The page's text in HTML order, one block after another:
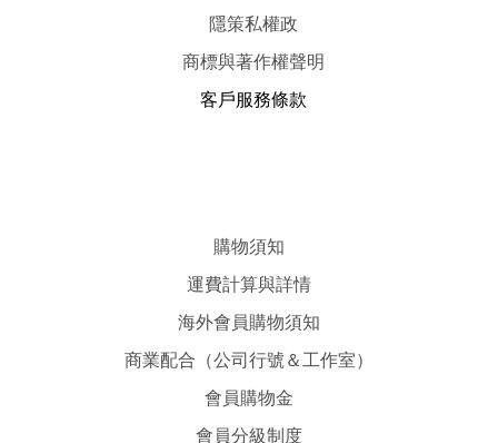
隱策私權政
商標與著作權聲明
客戶服務條款
購物須知
運費計算與詳情
海外會員購物須知
商業配合（公司行號＆工作室）
會員購物金
會員分級制度